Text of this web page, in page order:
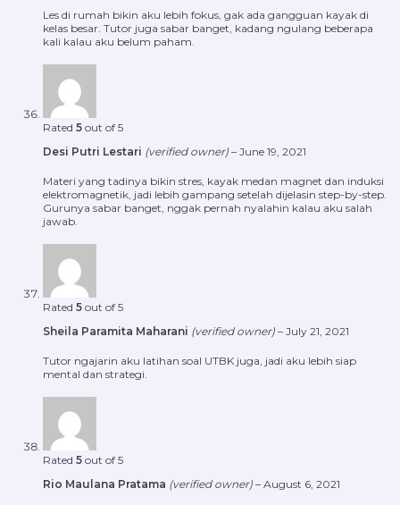
Les di rumah bikin aku lebih fokus, gak ada gangguan kayak di
kelas besar. Tutor juga sabar banget, kadang ngulang beberapa
kali kalau aku belum paham.
Rated 5 out of 5
Desi Putri Lestari (verified owner) – June 19, 2021
Materi yang tadinya bikin stres, kayak medan magnet dan induksi
elektromagnetik, jadi lebih gampang setelah dijelasin step-by-step.
Gurunya sabar banget, nggak pernah nyalahin kalau aku salah
jawab.
Rated 5 out of 5
Sheila Paramita Maharani (verified owner) – July 21, 2021
Tutor ngajarin aku latihan soal UTBK juga, jadi aku lebih siap
mental dan strategi.
Rated 5 out of 5
Rio Maulana Pratama (verified owner) – August 6, 2021